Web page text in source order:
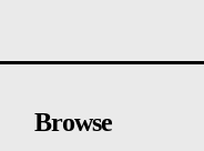
Browse